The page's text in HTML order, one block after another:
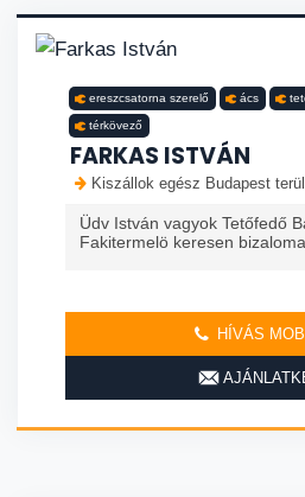
ereszcsatorna szerelő ács
térkövező
FARKAS ISTVÁN
Kiszállok egész Budapest
Üdv István vagyok Tetőfedő
Fakitermelö keresen
HÍVÁS